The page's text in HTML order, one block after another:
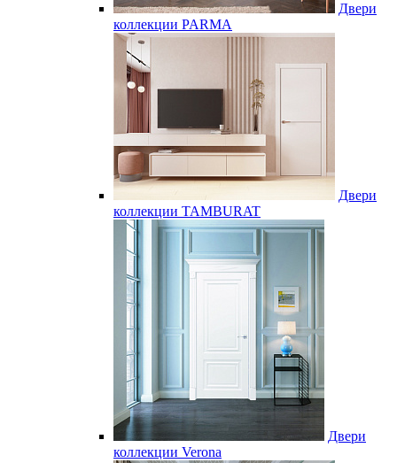
Двери
коллекции PARMA
Двери
коллекции TAMBURAT
Двери
коллекции Verona